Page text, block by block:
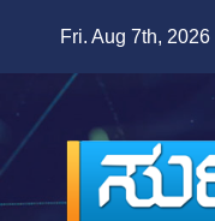
content
Fri. Aug 7th, 2026